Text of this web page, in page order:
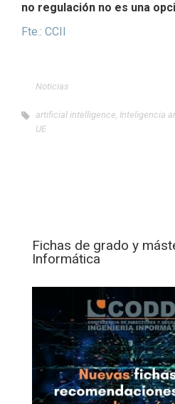
no regulación no es una
Fte.: CCII
Noticias
artificial intelligence, Inteligencia
UE
Fichas de grado y
Informática